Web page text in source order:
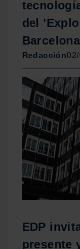
del
Barcelona
Redacción
EDP
presente